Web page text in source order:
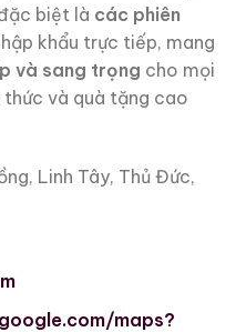
biệt là các phiên
khẩu trực tiếp, mang
và sang trọng cho mọi
và quà tặng cao
Linh Tây, Thủ Đức,
maps?